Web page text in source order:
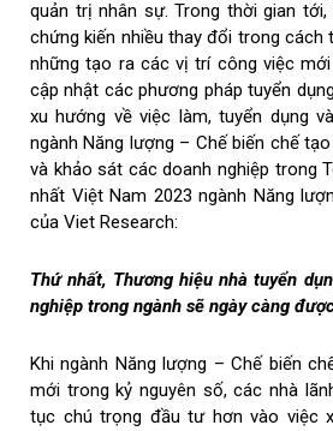
quản trị nhân sự. Trong thời gian
chứng kiến ​​nhiều thay đổi trong cách
những tạo ra các vị trí công việc
cập nhật các phương pháp tuyển
xu hướng về việc làm, tuyển dụng
ngành Năng lượng – Chế biến chế
và khảo sát các doanh nghiệp trong
nhất Việt Nam 2023 ngành Năng
của Viet Research:
Thứ nhất, Thương hiệu nhà tuyển
nghiệp trong ngành sẽ ngày càng
Khi ngành Năng lượng – Chế biến
mới trong kỷ nguyên số, các nhà
tục chú trọng đầu tư hơn vào việc